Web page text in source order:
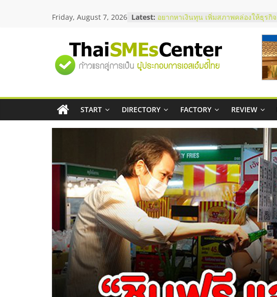
Friday, August 7, 2026 Latest: บริษัท Cybersecurity ในไทยที่ไหนดี?
อยากหาเงินทุน เพิ่มสภาพคล่องให้ธุรกิจ
เริ่มยังไงให้ผ่านฉลุย
สัมมนาออนไลน์ โอกาสบริหารสถานี
ThaiFranchise Meet Up จับคู่แฟรน
ไชส์ ครั้งที่ 8
ร้านเครื่องเสียงคุณภาพสูง พร้อม
โซลูชันระบบภาพและเสียง
"ศูนย์
รวม
ข้อมูล
SME
แห่ง
ประเทศไทย,
ThaiSMEsCenter,
รวม
START DIRECTORY FACTORY REVIEW